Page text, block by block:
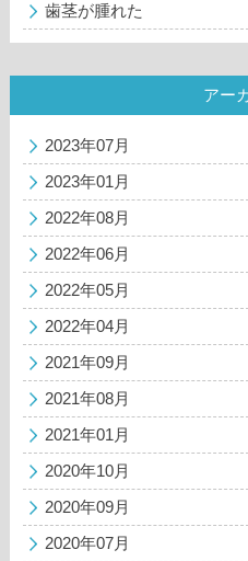
歯茎が腫れた
アー
2023年07月
2023年01月
2022年08月
2022年06月
2022年05月
2022年04月
2021年09月
2021年08月
2021年01月
2020年10月
2020年09月
2020年07月